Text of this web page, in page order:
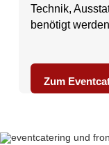
Technik,
benötigt
Zum